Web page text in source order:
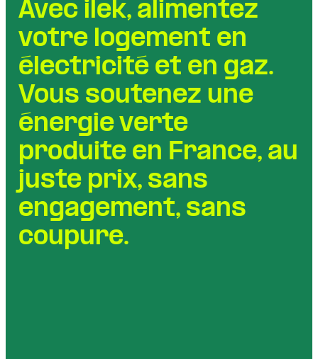
Avec ilek, alimentez
votre logement en
électricité et en gaz.
Vous soutenez une
énergie verte
produite en France, au
juste prix, sans
engagement,sans
coupure.